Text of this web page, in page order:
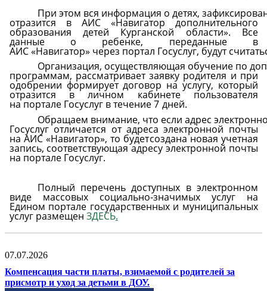
При этом вся информация о детях,
отразится в АИС «Навигатор дополнительного
образования детей Курганской области». Все
данные о ребенке, переданные в
АИС«Навигатор» через портал Госуслуг, будут
Организация, осуществляющая обучение по
программам, рассматривает заявку родителя и при
одобрении формирует договор на услугу, который
отразится в личном кабинете пользователя
на портале Госуслуг втечение7 дней.
Обращаем внимание, что если адрес
Госуслуг отличается от адреса электронной почты
на АИС «Навигатор», то будетсоздана новая учетная
запись, соответствующая адресу электронной почты
на портале Госуслуг.
Полный перечень доступных в электронном
виде массовых социально-значимых услуг на
Едином портале государственных и муниципальных
услуг размещен ЗДЕСЬ.
07.07.2026
Компенсация части платы, взимаемой с родителей за
присмотр и уход за детьми в ДОУ.